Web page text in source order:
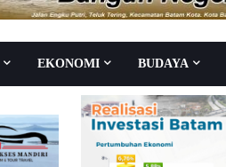
EKONOMI BUDAYA